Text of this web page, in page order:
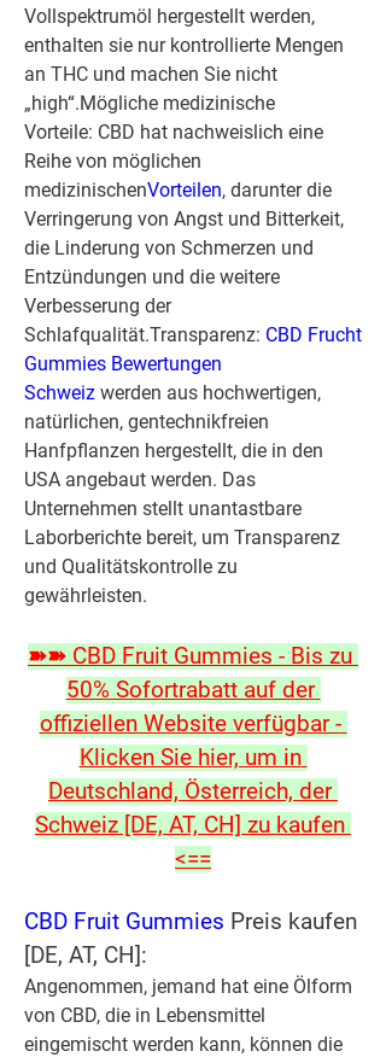
Vollspektrumöl hergestellt werden,
enthalten sie nur kontrollierte Mengen
an THC und machen Sie nicht
„high“.Mögliche medizinische
Vorteile: CBD hat nachweislich eine
Reihe von möglichen
medizinischenVorteilen, darunter die
Verringerung von Angst und Bitterkeit,
die Linderung von Schmerzen und
Entzündungen und die weitere
Verbesserung der
Schlafqualität.Transparenz: CBD Frucht
Gummies Bewertungen
Schweiz werden aus hochwertigen,
natürlichen, gentechnikfreien
Hanfpflanzen hergestellt, die in den
USA angebaut werden. Das
Unternehmen stellt unantastbare
Laborberichte bereit, um Transparenz
und Qualitätskontrolle zu
gewährleisten.
➽➽ CBD Fruit Gummies - Bis zu
50% Sofortrabatt auf der
offiziellen Website verfügbar -
Klicken Sie hier, um in
Deutschland, Österreich, der
Schweiz [DE, AT, CH] zu kaufen
<==
CBD Fruit Gummies Preis kaufen
[DE, AT, CH]:
Angenommen, jemand hat eine Ölform
von CBD, die in Lebensmittel
eingemischt werden kann, können die